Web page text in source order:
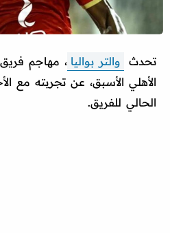
تحدث والتر بواليا ، مهاجم فريق
الأهلي الأسبق، عن تجربته مع
الحالي للفريق.